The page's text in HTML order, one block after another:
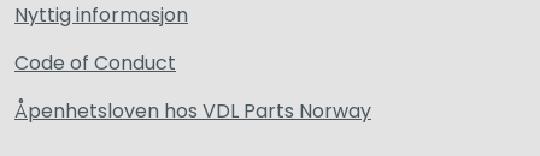
Nyttig informasjon
Code of Conduct
Åpenhetsloven hos VDL Parts Norway